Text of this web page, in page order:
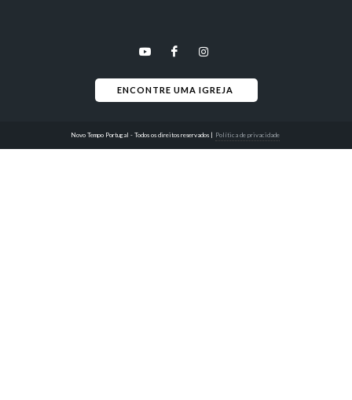
ENCONTRE UMA IGREJA
Novo Tempo Portugal - Todos os direitos reservados| Política de privacidade